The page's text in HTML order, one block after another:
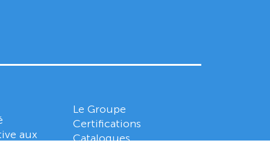
aux
Le Groupe
Certifications
Catalogues